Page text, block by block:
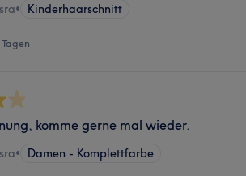
• Kinderhaarschnitt
komme gerne mal wieder.
• Damen - Komplettfarbe